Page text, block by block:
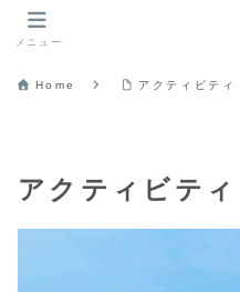
Home アクティビティ
アクティビティ
メニュー